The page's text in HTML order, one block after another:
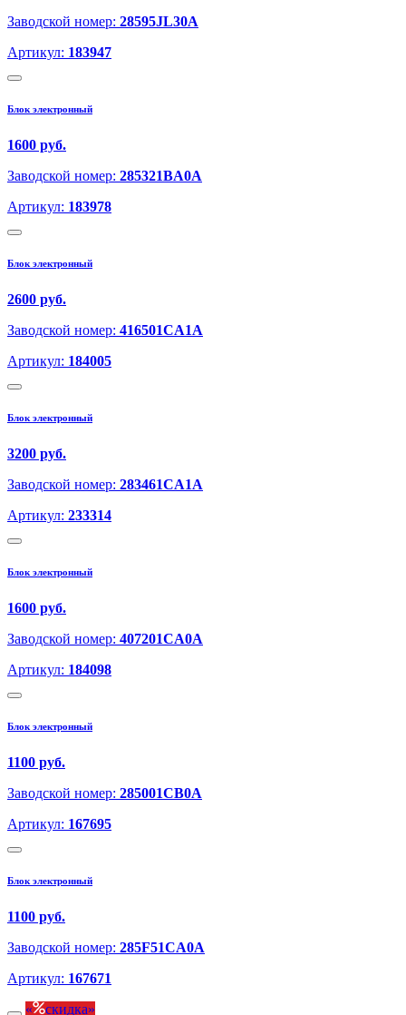
Заводской номер: 28595JL30A
Артикул: 183947
Блок электронный
1600 руб.
Заводской номер: 285321BA0A
Артикул: 183978
Блок электронный
2600 руб.
Заводской номер: 416501CA1A
Артикул: 184005
Блок электронный
3200 руб.
Заводской номер: 283461CA1A
Артикул: 233314
Блок электронный
1600 руб.
Заводской номер: 407201CA0A
Артикул: 184098
Блок электронный
1100 руб.
Заводской номер: 285001CB0A
Артикул: 167695
Блок электронный
1100 руб.
Заводской номер: 285F51CA0A
Артикул: 167671
скидка